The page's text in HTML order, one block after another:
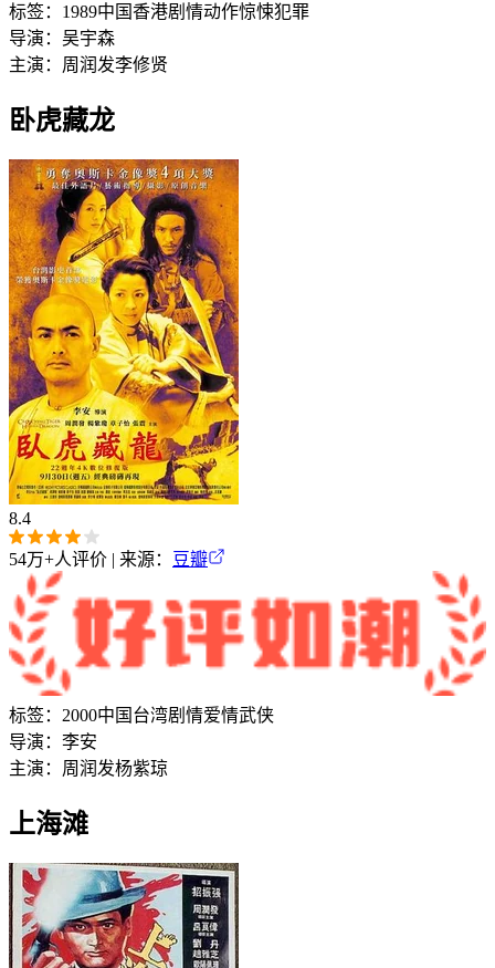
标签： 1989中国香港剧情动作惊悚犯罪
导演： 吴宇森
主演： 周润发李修贤
卧虎藏龙
8.4
54万+人评价 | 来源： 豆瓣
标签： 2000中国台湾剧情爱情武侠
导演： 李安
主演： 周润发杨紫琼
上海滩